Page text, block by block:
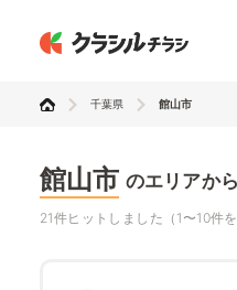
千葉県 館山市
館山市 のエリアか
21件ヒットしました（1〜10件を